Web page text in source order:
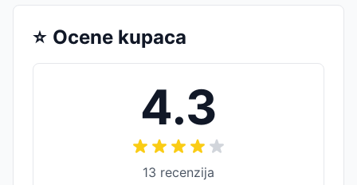
⭐ Ocene kupaca
4.3
13 recenzija